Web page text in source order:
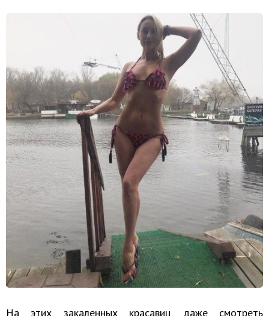
На этих закаленных красавиц даже смотреть